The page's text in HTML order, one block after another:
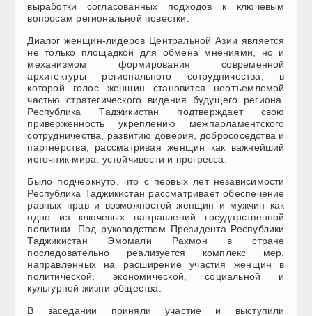
выработки согласованных подходов к ключевым
вопросам региональной повестки.
Диалог женщин-лидеров Центральной Азии является
не только площадкой для обмена мнениями, но и
механизмом формирования современной
архитектуры регионального сотрудничества, в
которой голос женщин становится неотъемлемой
частью стратегического видения будущего региона.
Республика Таджикистан подтверждает свою
приверженность укреплению межпарламентского
сотрудничества, развитию доверия, добрососедства и
партнёрства, рассматривая женщин как важнейший
источник мира, устойчивости и прогресса.
Было подчеркнуто, что с первых лет независимости
Республика Таджикистан рассматривает обеспечение
равных прав и возможностей женщин и мужчин как
одно из ключевых направлений государственной
политики. Под руководством Президента Республики
Таджикистан Эмомали Рахмон в стране
последовательно реализуется комплекс мер,
направленных на расширение участия женщин в
политической, экономической, социальной и
культурной жизни общества.
В заседании приняли участие и выступили